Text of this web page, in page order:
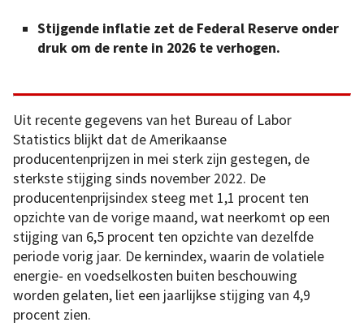
Stijgende inflatie zet de Federal Reserve onder
druk om de rente in 2026 te verhogen.
Uit recente gegevens van het Bureau of Labor
Statistics blijkt dat de Amerikaanse
producentenprijzen in mei sterk zijn gestegen, de
sterkste stijging sinds november 2022. De
producentenprijsindex steeg met 1,1 procent ten
opzichte van de vorige maand, wat neerkomt op een
stijging van 6,5 procent ten opzichte van dezelfde
periode vorig jaar. De kernindex, waarin de volatiele
energie- en voedselkosten buiten beschouwing
worden gelaten, liet een jaarlijkse stijging van 4,9
procent zien.